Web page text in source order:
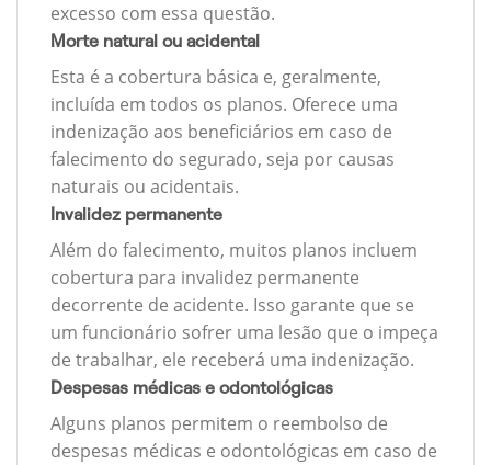
excesso com essa questão.
Morte natural ou acidental
Esta é a cobertura básica e, geralmente,
incluída em todos os planos. Oferece uma
indenização aos beneficiários em caso de
falecimento do segurado, seja por causas
naturais ou acidentais.
Invalidez permanente
Além do falecimento, muitos planos incluem
cobertura para invalidez permanente
decorrente de acidente. Isso garante que se
um funcionário sofrer uma lesão que o impeça
de trabalhar, ele receberá uma indenização.
Despesas médicas e odontológicas
Alguns planos permitem o reembolso de
despesas médicas e odontológicas em caso de